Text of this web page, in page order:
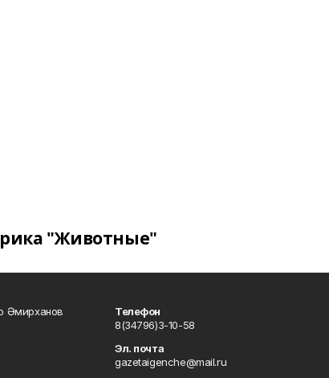
"Животные"
Әмирханов
Телефон
8(34796)3-10-58
Эл. почта
gazetaigenche@mail.ru